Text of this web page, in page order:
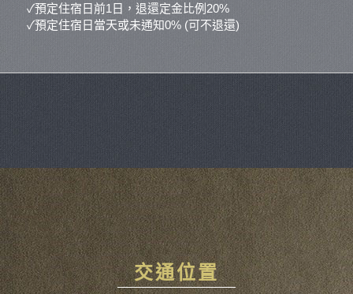
✓預定住宿日前1日，退還定金比例20%
✓預定住宿日當天或未通知0% (可不退還)
交通位置